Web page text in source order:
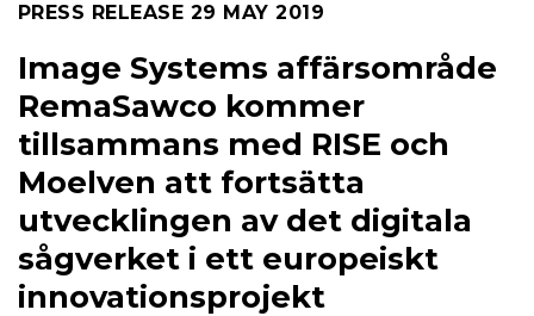
Image Systems affärsområde
RemaSawco kommer
tillsammans med RISE och
Moelven att fortsätta
utvecklingen av det digitala
sågverket i ett europeiskt
innovationsprojekt
PRESS RELEASE 29 MAY 2019